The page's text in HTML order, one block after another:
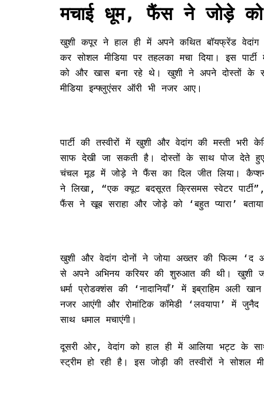
मचाई धूम, फैंस ने जोड़े को
खुशी कपूर ने हाल ही में अपने कथित बॉयफ्रेंड वेदांग
कर सोशल मीडिया पर तहलका मचा दिया। इस
को और खास बना रहे थे। खुशी ने अपने दोस्तों के
मीडिया इन्फ्लुएंसर ऑरी भी नजर आए।
पार्टी की तस्वीरों में खुशी और वेदांग की मस्ती भरी
साफ देखी जा सकती है। दोस्तों के साथ पोज देते
चंचल मूड में जोड़े ने फैंस का दिल जीत लिया।
ने लिखा, “एक क्यूट बदसूरत क्रिसमस स्वेटर
फैंस ने खूब सराहा और जोड़े को ‘बहुत प्यारा’
खुशी और वेदांग दोनों ने जोया अख्तर की फिल्म ‘द
से अपने अभिनय करियर की शुरुआत की थी। खुशी
धर्मा प्रोडक्शंस की ‘नादानियाँ’ में इब्राहिम अली
नजर आएंगी और रोमांटिक कॉमेडी ‘लवयापा’ में
साथ धमाल मचाएंगी।
दूसरी ओर, वेदांग को हाल ही में आलिया भट्ट के
स्ट्रीम हो रही है। इस जोड़ी की तस्वीरों ने सोशल